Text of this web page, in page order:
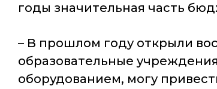
годы значительная часть
– В прошлом году открыли
образовательные
оборудованием, могу